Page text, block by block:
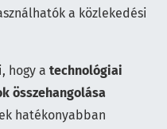
a közlekedési
hogy a technológiai
összehangolása
hatékonyabban